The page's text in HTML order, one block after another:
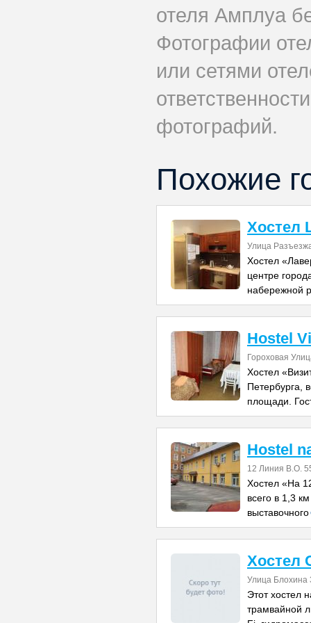
отеля Амплуа
Фотографии
или сетями
фотографий.
Похожие
Хостел
Улица
Хостел
центре
набережной
Hostel
Гороховая
Хостел
Петербурга,
площади.
Hostel
12 Линия В.О.
Хостел «На
всего в 1,3
выставочного
Хостел
Улица Блохина
Этот хостел
трамвайной